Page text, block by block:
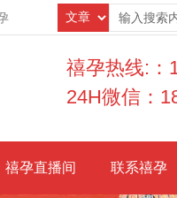
禧孕热线:：
24H微信：
禧孕直播间 联系禧孕